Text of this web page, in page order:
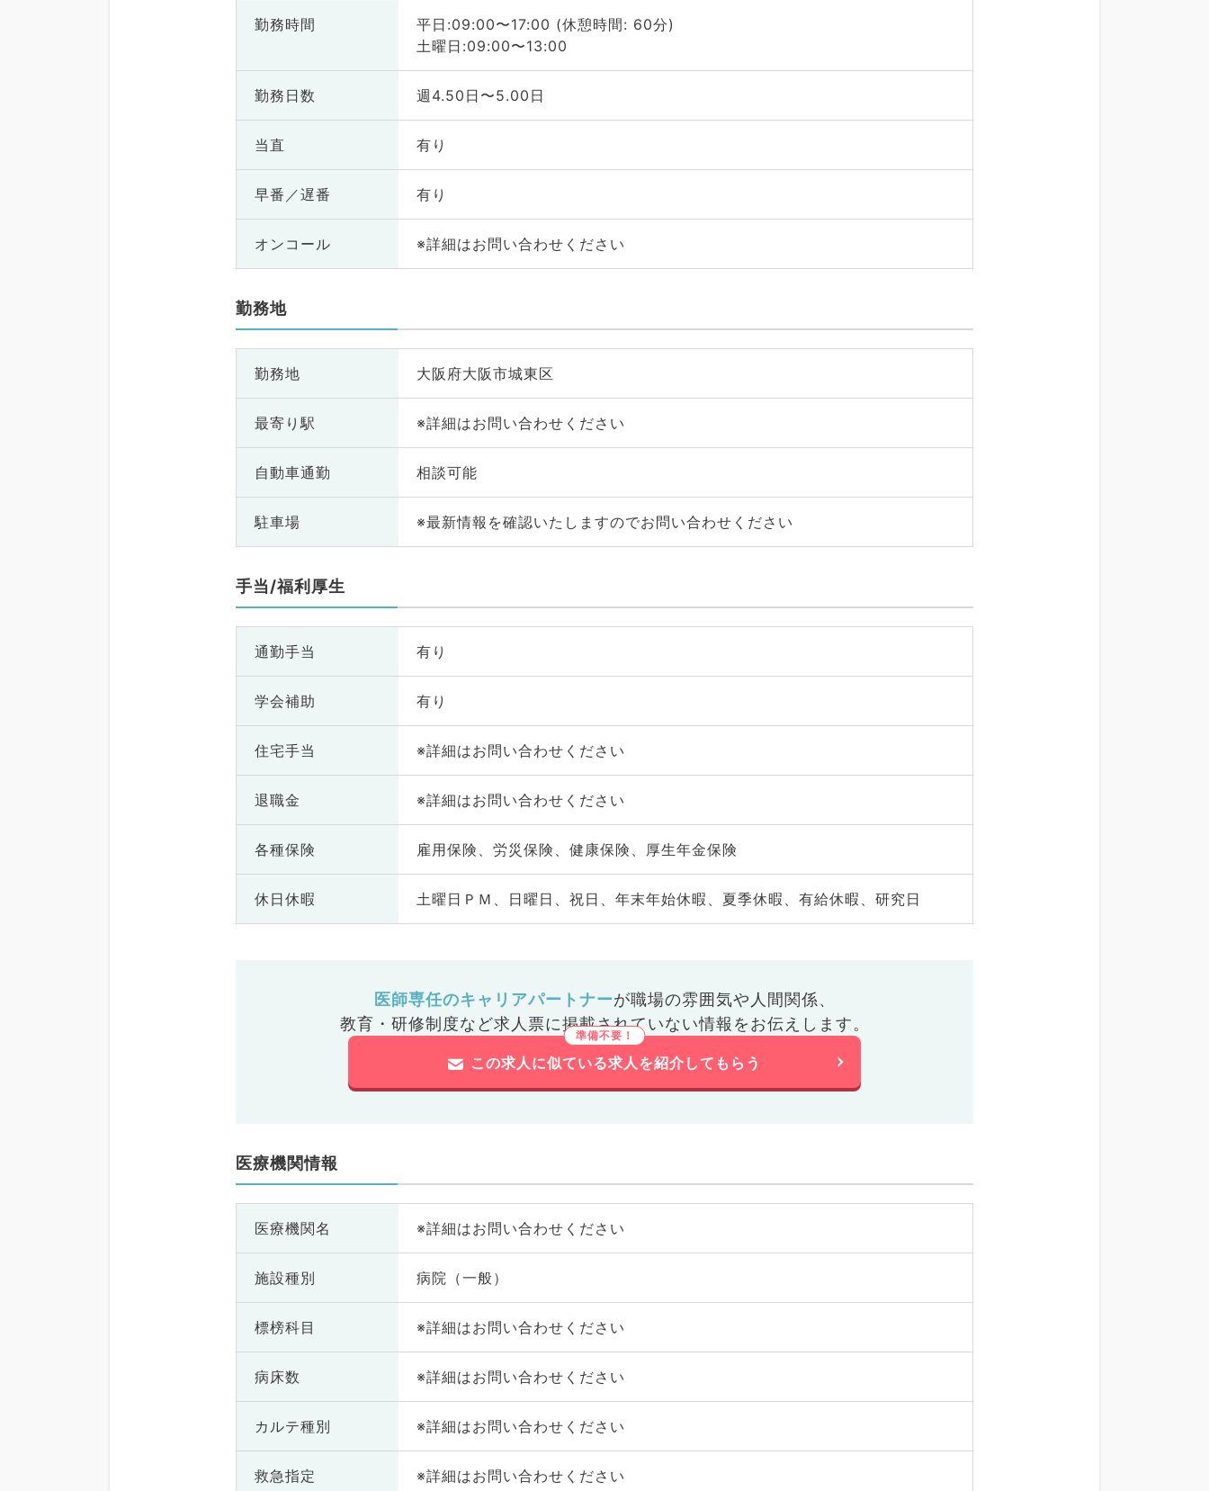
勤務時間
平日:09:00〜17:00 (休憩時間: 60分)
土曜日:09:00〜13:00
勤務日数 週4.50日〜5.00日
当直 有り
早番／遅番 有り
オンコール ※詳細はお問い合わせください
勤務地
勤務地 大阪府大阪市城東区
最寄り駅 ※詳細はお問い合わせください
自動車通勤 相談可能
駐車場 ※最新情報を確認いたしますのでお問い合わせください
手当/福利厚生
通勤手当 有り
学会補助 有り
住宅手当 ※詳細はお問い合わせください
退職金 ※詳細はお問い合わせください
各種保険 雇用保険、労災保険、健康保険、厚生年金保険
休日休暇 土曜日ＰＭ、日曜日、祝日、年末年始休暇、夏季休暇、有給休暇、研究日
医師専任のキャリアパートナーが職場の雰囲気や人間関係、
教育・研修制度など求人票に掲載されていない情報をお伝えします。
この求人に似ている求人を紹介してもらう
医療機関情報
医療機関名 ※詳細はお問い合わせください
施設種別 病院（一般）
標榜科目 ※詳細はお問い合わせください
病床数 ※詳細はお問い合わせください
カルテ種別 ※詳細はお問い合わせください
救急指定 ※詳細はお問い合わせください